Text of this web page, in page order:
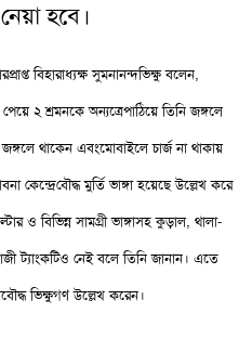
নেয়া হবে।
বিহারাধ্যক্ষসুমনানন্দভিক্ষু বলেন,
২ শ্রমনকে অন্যত্রেপাঠিয়ে তিনি জঙ্গলে
জঙ্গলে থাকেন এবংমোবাইলে চার্জ না থাকায়
কেন্দ্রেবৌদ্ধ মুর্তি ভাঙ্গা হয়েছে উল্লেখ করে
ও বিভিন্ন সামগ্রী ভাঙ্গাসহ কুড়াল, থালা-
ট্যাংকটিও নেই বলেতিনি জানান। এতে
বৌদ্ধ ভিক্ষুগণ উল্লেখ করেন।